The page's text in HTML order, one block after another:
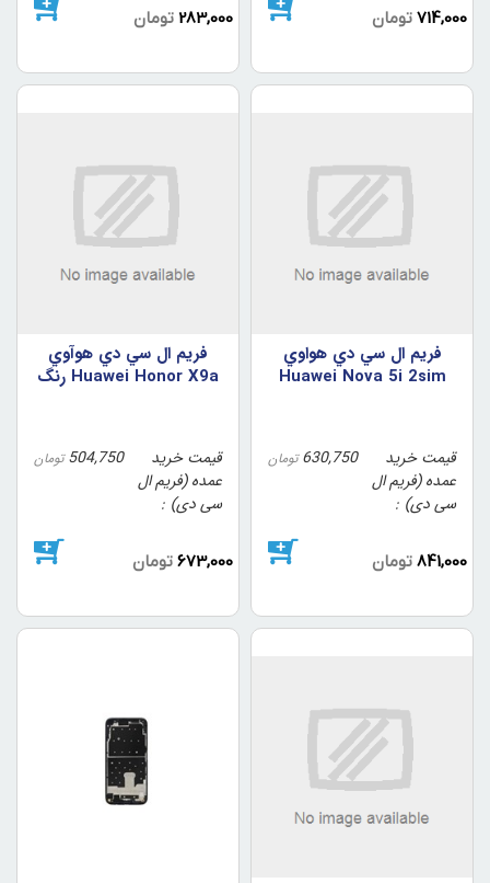
714,000 تومان 283,000 تومان
فريم ال سي دي هواوي
Huawei Nova 5i 2sim
قیمت خرید
عمده (فریم ال
سی دی)
630,750 تومان
841,000 تومان
فريم ال سي دي هوآوي
Huawei Honor X9a رنگ
قیمت خرید
عمده (فریم ال
سی دی)
504,750 تومان
673,000 تومان